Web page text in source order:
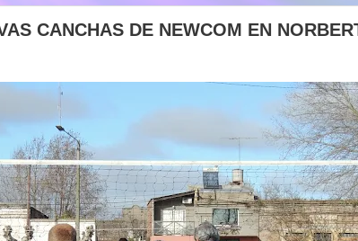
CANCHAS DE NEWCOM EN